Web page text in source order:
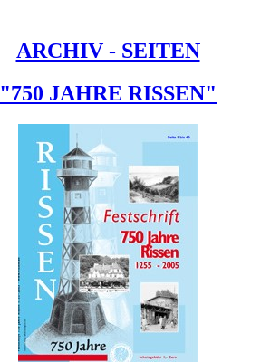
ARCHIV - SEITEN
"750 JAHRE RISSEN"